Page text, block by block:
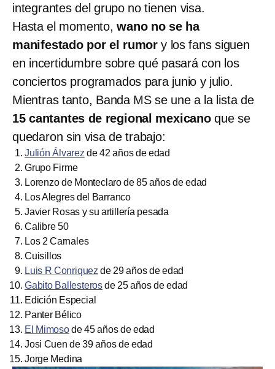
integrantes del grupo no tienen visa.
Hasta el momento,wano no se ha
manifestado por el rumory los fans siguen
en incertidumbre sobre qué pasará con los
conciertos programados para junio y julio.
Mientras tanto, Banda MS se une a la lista de
15 cantantes de regional mexicanoque se
quedaron sin visa de trabajo:
Julión Álvarez de 42 años de edad
Grupo Firme
Lorenzo de Monteclaro de 85 años de edad
Los Alegres del Barranco
Javier Rosas y su artillería pesada
Calibre 50
Los 2 Carnales
Cuisillos
Luis R Conriquez de 29 años de edad
Gabito Ballesterosde 25 años de edad
Edición Especial
Panter Bélico
El Mimosode 45 años de edad
Josi Cuen de 39 años de edad
Jorge Medina